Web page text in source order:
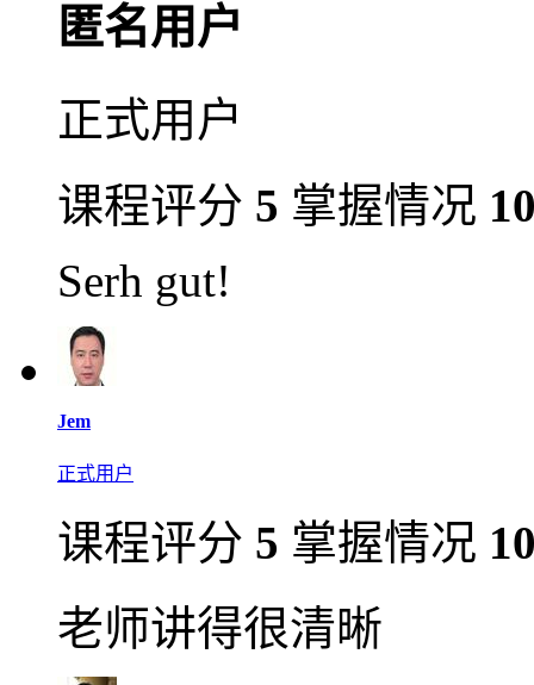
匿名用户
正式用户
课程评分 5 掌握情况
Serh gut!
Jem
正式用户
课程评分 5 掌握情况
老师讲得很清晰